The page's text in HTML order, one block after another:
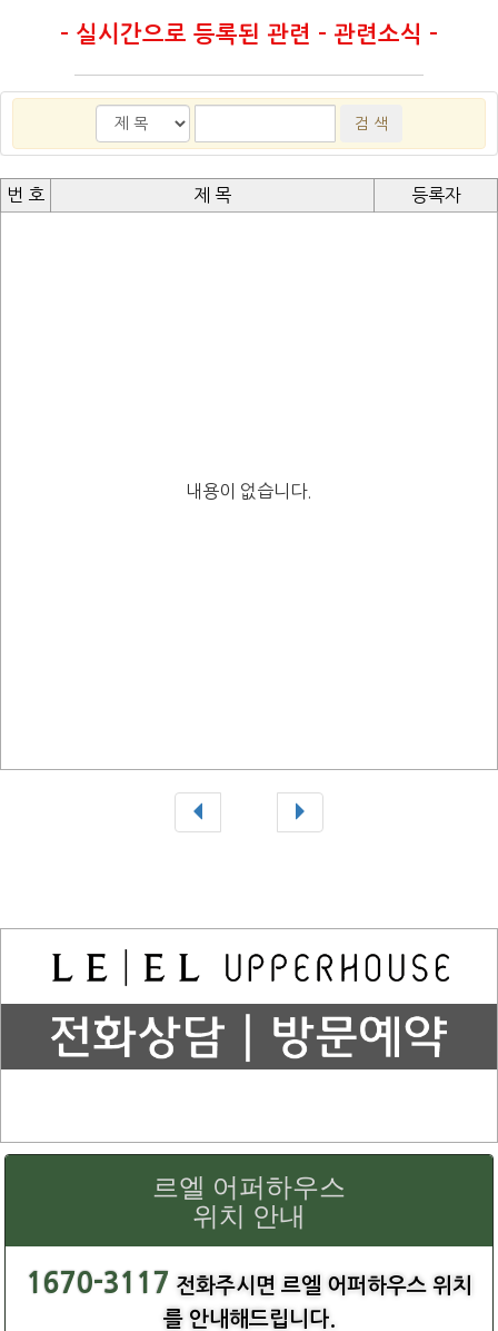
- 실시간으로 등록된 관련 - 관련소식 -
번 호 제 목 등록자
내용이 없습니다.
르엘 어퍼하우스
위치 안내
1670-3117 전화주시면 르엘 어퍼하우스 위치
를 안내해드립니다.